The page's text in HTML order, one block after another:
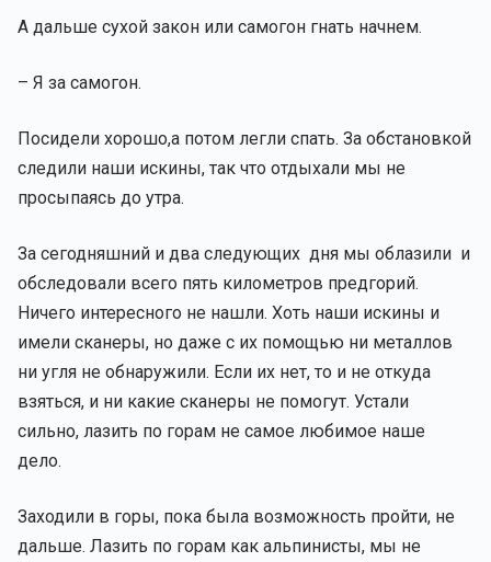
А дальше сухой закон или самогон гнать начнем.
– Я за самогон.
Посидели хорошо,а потом легли спать. За обстановкой
следили наши искины, так что отдыхали мы не
просыпаясь до утра.
За сегодняшний и два следующих дня мы облазили и
обследовали всего пять километров предгорий.
Ничего интересного не нашли. Хоть наши искины и
имели сканеры, но даже с их помощью ни металлов
ни угля не обнаружили. Если их нет, то и не откуда
взяться, и ни какие сканеры не помогут. Устали
сильно, лазить по горам не самое любимое наше
дело.
Заходили в горы, пока была возможность пройти, не
дальше. Лазить по горам как альпинисты, мы не